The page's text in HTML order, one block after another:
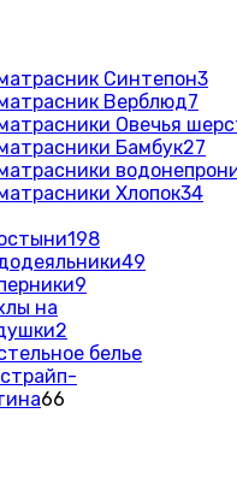
Синтепон3
Верблюд7
Овечья
Бамбук27
Хлопок34
198
49
9
на
2
белье
66